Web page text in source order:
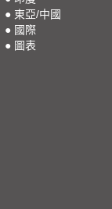
● 東亞/中國
● 國際
● 圖表